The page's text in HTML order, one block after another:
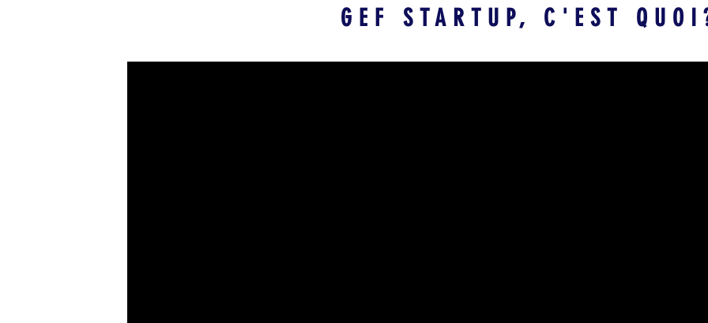
GEF STARTUP, C'EST